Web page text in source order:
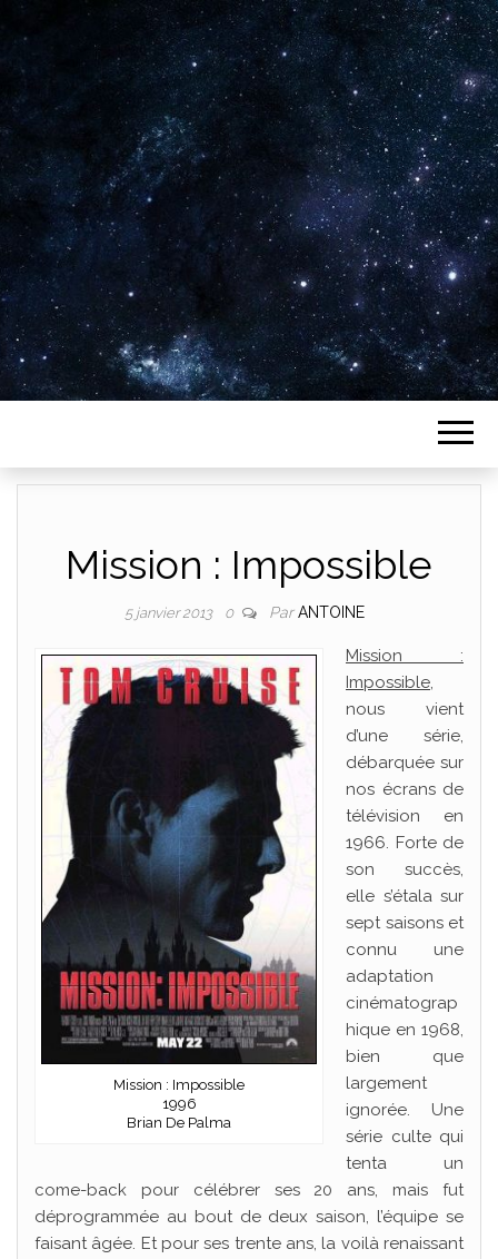
Plus de 2800 critiques de films
Mission : Impossible
5 janvier 2013 0 ParANTOINE
Mission : Impossible
1996
Brian De Palma
Mission :
Impossible,
nous vient
d’une série,
débarquée sur
nos écrans de
télévision en
1966. Forte de
son succès,
elle s’étala sur
sept saisons et
connu une
adaptation
cinématograp
hique en 1968,
bien que
largement
ignorée. Une
série culte qui
tenta un
come-back pour célébrer ses 20 ans, mais fut
déprogrammée au bout de deux saison, l’équipe se
faisant âgée. Et pour ses trente ans, la voilà renaissant